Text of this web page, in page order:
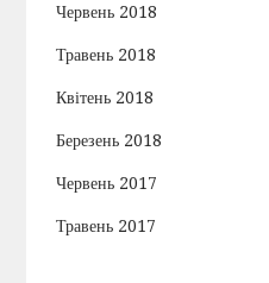
Червень 2018
Травень 2018
Квітень 2018
Березень 2018
Червень 2017
Травень 2017